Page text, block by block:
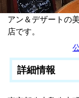
アン＆デザートの
店です。
詳細情報